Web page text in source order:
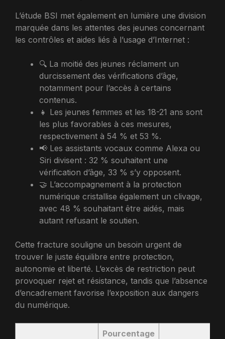
L’étude BSI met également en lumière une division
marquée dans les attentes des jeunes concernant
les contrôles et aides liés à l’usage d’Internet :
🔍 La moitié des jeunes réclament un
durcissement des vérifications d’âge,
notamment pour l’accès à certains
contenus.
👧 Les jeunes femmes et les 18-21 ans sont
les plus favorables à ces mesures,
respectivement à 54 % et 53 %.
📢 Les assistants vocaux comme Alexa ou
Siri divisent : 32 % souhaitent une
vérification d’âge, 33 % s’y opposent.
🤝 L’accompagnement à la protection
numérique cristallise également un clivage,
avec 48 % souhaitant être aidés, mais
autant refusant le soutien.
Cette fracture souligne un besoin urgent de
trouver le juste équilibre entre protection,
autonomie et liberté. L’excès de restriction peut
provoquer rejet et résistance, tandis que l’absence
d’encadrement favorise l’exposition aux dangers
du numérique.
Pourcentage